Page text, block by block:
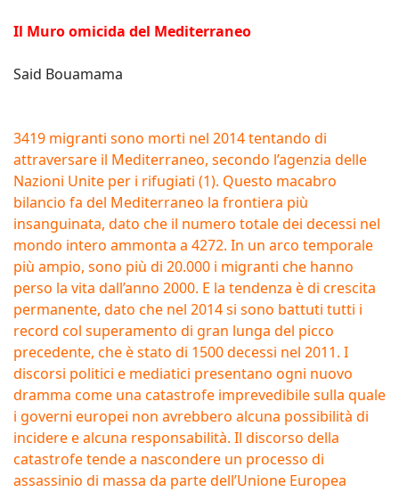
Il Muro omicida del Mediterraneo
Said Bouamama
3419 migranti sono morti nel 2014 tentando di
attraversare il Mediterraneo, secondo l’agenzia delle
Nazioni Unite per i rifugiati (1). Questo macabro
bilancio fa del Mediterraneo la frontiera più
insanguinata, dato che il numero totale dei decessi nel
mondo intero ammonta a 4272. In un arco temporale
più ampio, sono più di 20.000 i migranti che hanno
perso la vita dall’anno 2000. E la tendenza è di crescita
permanente, dato che nel 2014 si sono battuti tutti i
record col superamento di gran lunga del picco
precedente, che è stato di 1500 decessi nel 2011. I
discorsi politici e mediatici presentano ogni nuovo
dramma come una catastrofe imprevedibile sulla quale
i governi europei non avrebbero alcuna possibilità di
incidere e alcuna responsabilità. Il discorso della
catastrofe tende a nascondere un processo di
assassinio di massa da parte dell’Unione Europea